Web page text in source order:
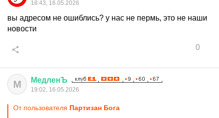
18:43, 16.05.2026
вы адресом не ошиблись? у нас не пермь, это не наши
новости
0
М МедленЪ
19:02, 16.05.2026
От пользователя Партизан Бога